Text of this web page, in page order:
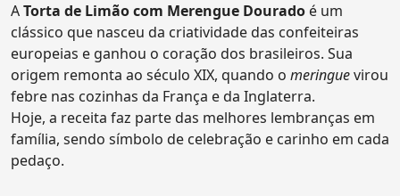
ATorta de Limão com Merengue Dourado é um
clássico que nasceu da criatividade das confeiteiras
europeias e ganhou o coração dos brasileiros. Sua
origem remonta ao século XIX, quando o meringuevirou
febre nas cozinhas da França e da Inglaterra.
Hoje, a receita faz parte das melhores lembranças em
família, sendo símbolo de celebração e carinho em cada
pedaço.